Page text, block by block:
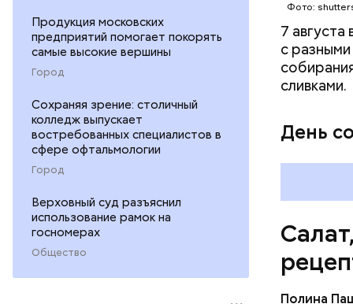
Продукция московских
предприятий помогает покорять
самые высокие вершины
Город
Сохраняя зрение: столичный
колледж выпускает
востребованных специалистов в
сфере офтальмологии
Город
Верховный суд разъяснил
использование рамок на
госномерах
Общество
Фото:
7
с
сливками.
День
Полина